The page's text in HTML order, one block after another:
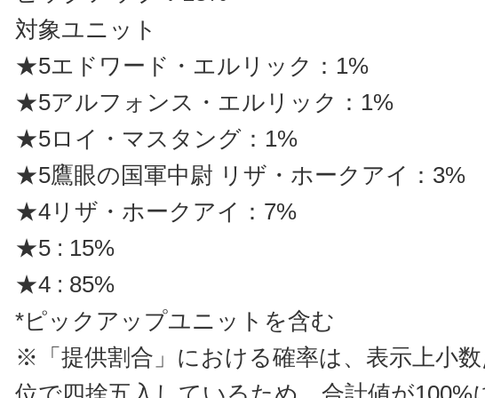
対象ユニット
★5エドワード・エルリック：1%
★5アルフォンス・エルリック：1%
★5ロイ・マスタング：1%
★5鷹眼の国軍中尉 リザ・ホークアイ：3%
★4リザ・ホークアイ：7%
★5 : 15%
★4 : 85%
*ピックアップユニットを含む
※「提供割合」における確率は、表示上小